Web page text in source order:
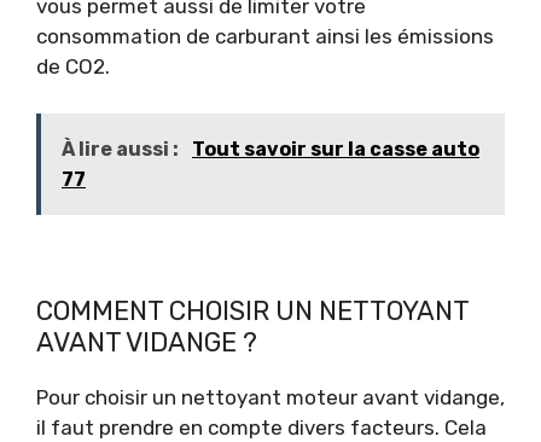
vous permet aussi de limiter votre
consommation de carburant ainsi les émissions
de CO2.
À lire aussi :
Tout savoir sur la casse auto
77
COMMENT CHOISIR UN NETTOYANT
AVANT VIDANGE ?
Pour choisir un nettoyant moteur avant vidange,
il faut prendre en compte divers facteurs. Cela